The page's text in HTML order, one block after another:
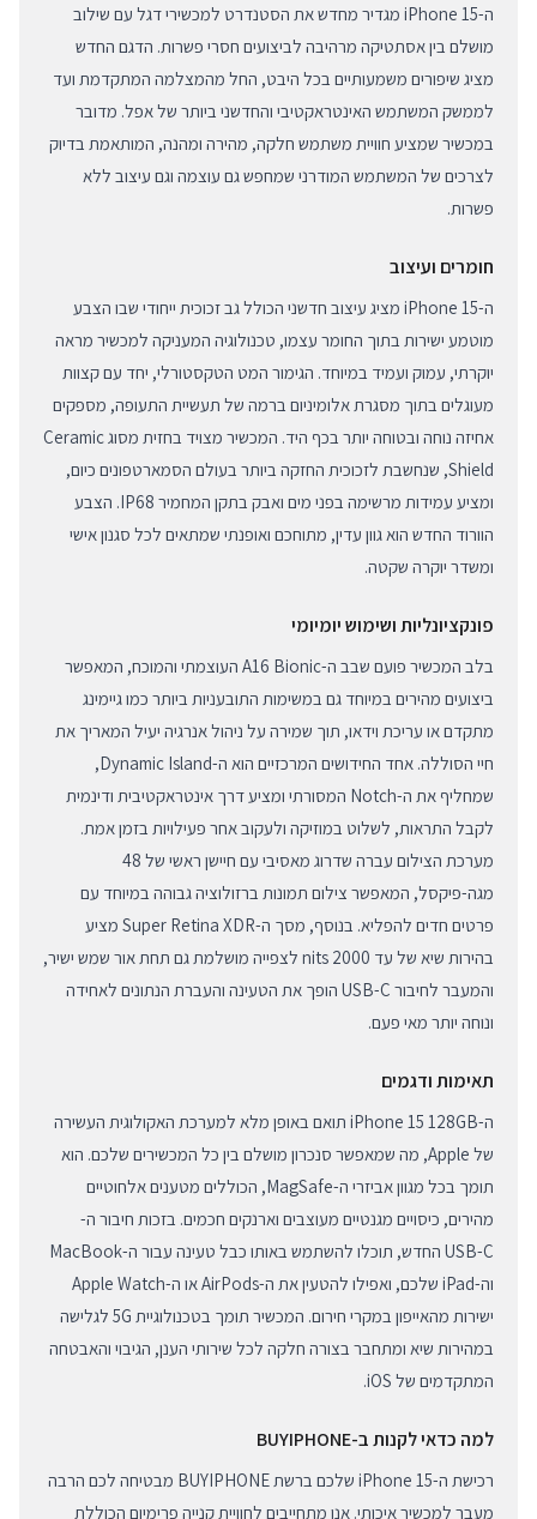
ה-iPhone 15 מגדיר מחדש את הסטנדרט למכשירי דגל עם שילוב
מושלם בין אסתטיקה מרהיבה לביצועים חסרי פשרות. הדגם החדש
מציג שיפורים משמעותיים בכל היבט, החל מהמצלמה המתקדמת ועד
לממשק המשתמש האינטראקטיבי והחדשני ביותר של אפל. מדובר
במכשיר שמציע חוויית משתמש חלקה, מהירה ומהנה, המותאמת בדיוק
לצרכים של המשתמש המודרני שמחפש גם עוצמה וגם עיצוב ללא
פשרות.
חומרים ועיצוב
ה-iPhone 15 מציג עיצוב חדשני הכולל גב זכוכית ייחודי שבו הצבע
מוטמע ישירות בתוך החומר עצמו, טכנולוגיה המעניקה למכשיר מראה
יוקרתי, עמוק ועמיד במיוחד. הגימור המט הטקסטורלי, יחד עם קצוות
מעוגלים בתוך מסגרת אלומיניום ברמה של תעשיית התעופה, מספקים
אחיזה נוחה ובטוחה יותר בכף היד. המכשיר מצויד בחזית מסוג Ceramic
Shield, שנחשבת לזכוכית החזקה ביותר בעולם הסמארטפונים כיום,
ומציע עמידות מרשימה בפני מים ואבק בתקן המחמיר IP68. הצבע
הוורוד החדש הוא גוון עדין, מתוחכם ואופנתי שמתאים לכל סגנון אישי
ומשדר יוקרה שקטה.
פונקציונליות ושימוש יומיומי
בלב המכשיר פועם שבב ה-A16 Bionic העוצמתי והמוכח, המאפשר
ביצועים מהירים במיוחד גם במשימות התובעניות ביותר כמו גיימינג
מתקדם או עריכת וידאו, תוך שמירה על ניהול אנרגיה יעיל המאריך את
חיי הסוללה. אחד החידושים המרכזיים הוא ה-Dynamic Island,
שמחליף את ה-Notch המסורתי ומציע דרך אינטראקטיבית ודינמית
לקבל התראות, לשלוט במוזיקה ולעקוב אחר פעילויות בזמן אמת.
מערכת הצילום עברה שדרוג מאסיבי עם חיישן ראשי של 48
מגה-פיקסל, המאפשר צילום תמונות ברזולוציה גבוהה במיוחד עם
פרטים חדים להפליא. בנוסף, מסך ה-Super Retina XDR מציע
בהירות שיא של עד 2000 nits לצפייה מושלמת גם תחת אור שמש ישיר,
והמעבר לחיבור USB-C הופך את הטעינה והעברת הנתונים לאחידה
ונוחה יותר מאי פעם.
תאימות ודגמים
ה-iPhone 15 128GB תואם באופן מלא למערכת האקולוגית העשירה
של Apple, מה שמאפשר סנכרון מושלם בין כל המכשירים שלכם. הוא
תומך בכל מגוון אביזרי ה-MagSafe, הכוללים מטענים אלחוטיים
מהירים, כיסויים מגנטיים מעוצבים וארנקים חכמים. בזכות חיבור ה-
USB-C החדש, תוכלו להשתמש באותו כבל טעינה עבור ה-MacBook
וה-iPad שלכם, ואפילו להטעין את ה-AirPods או ה-Apple Watch
ישירות מהאייפון במקרי חירום. המכשיר תומך בטכנולוגיית 5G לגלישה
במהירות שיא ומתחבר בצורה חלקה לכל שירותי הענן, הגיבוי והאבטחה
המתקדמים של iOS.
למה כדאי לקנות ב-BUYIPHONE
רכישת ה-iPhone 15 שלכם ברשת BUYIPHONE מבטיחה לכם הרבה
מעבר למכשיר איכותי. אנו מתחייבים לחוויית קנייה פרימיום הכוללת